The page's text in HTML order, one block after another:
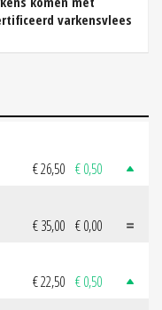
varkensvlees
€ 26,50 € 0,50
€ 35,00 € 0,00
€ 22,50 € 0,50